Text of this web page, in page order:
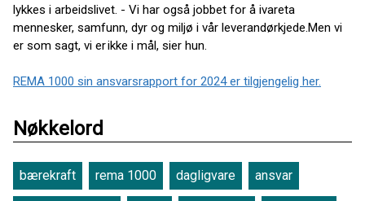
lykkes i arbeidslivet. - Vi har også jobbet for å ivareta
mennesker, samfunn, dyr og miljø i vår leverandørkjede.​Men vi
er som sagt, vi er ikke i mål, sier hun.
REMA 1000 sin ansvarsrapport for 2024 er tilgjengelig her.
Nøkkelord
bærekraft rema 1000 dagligvare ansvar